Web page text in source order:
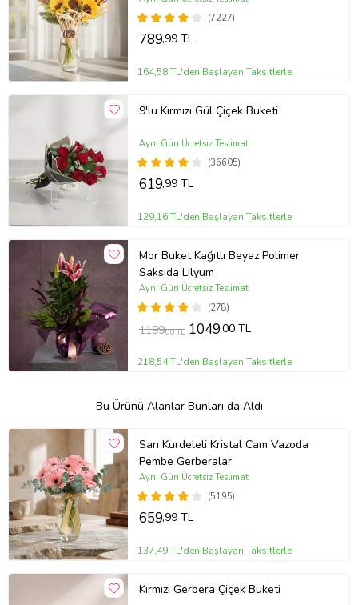
(7227)
789,99 TL
164,58 TL'den Başlayan Taksitlerle
9'lu Kırmızı Gül Çiçek Buketi
(36605)
Aynı Gün Ücretsiz Teslimat
619,99 TL
129,16 TL'den Başlayan Taksitlerle
Mor Buket Kağıtlı Beyaz Polimer
Saksıda Lilyum
(278)
Aynı Gün Ücretsiz Teslimat
1199,00 TL 1049,00 TL
218,54 TL'den Başlayan Taksitlerle
Bu Ürünü Alanlar Bunları da Aldı
Sarı Kurdeleli Kristal Cam Vazoda
Pembe Gerberalar
(5195)
Aynı Gün Ücretsiz Teslimat
659,99 TL
137,49 TL'den Başlayan Taksitlerle
Kırmızı Gerbera Çiçek Buketi